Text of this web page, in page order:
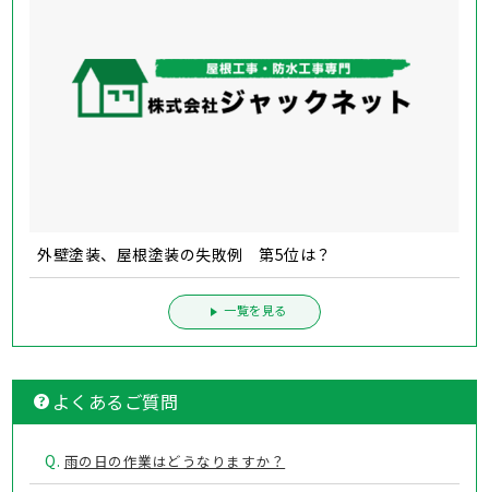
外壁塗装、屋根塗装の失敗例 第5位は？
一覧を見る
よくあるご質問
Q. 雨の日の作業はどうなりますか？